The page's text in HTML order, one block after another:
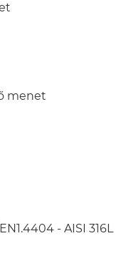
menet
- AISI 316L